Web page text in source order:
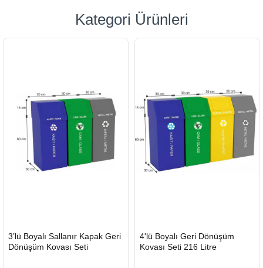
Kategori Ürünleri
GÖNDERİ
3’lü Boyalı Sallanır Kapak Geri
Dönüşüm Kovası Seti
GÖNDERİ
4'lü Boyalı Geri Dönüşüm
Kovası Seti 216 Litre